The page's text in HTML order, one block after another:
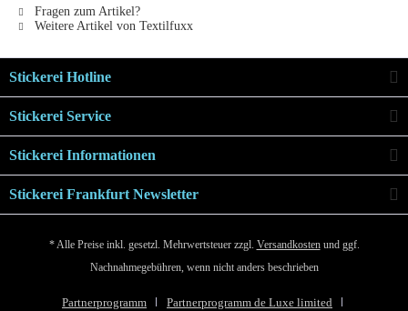
Fragen zum Artikel?
Weitere Artikel von Textilfuxx
Stickerei Hotline
Stickerei Service
Stickerei Informationen
Stickerei Frankfurt Newsletter
* Alle Preise inkl. gesetzl. Mehrwertsteuer zzgl. Versandkostenund ggf.
Nachnahmegebühren, wenn nicht anders beschrieben
Partnerprogramm Partnerprogramm de Luxe limited